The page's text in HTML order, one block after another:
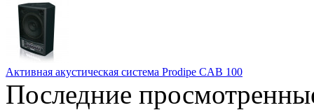
Активная акустическая система Prodipe CAB 100
Последние